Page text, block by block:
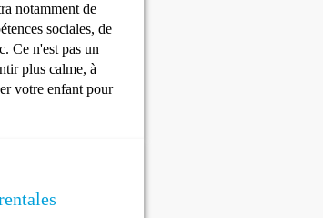
notamment de
sociales, de
Ce n'est pas un
plus calme, à
votre enfant pour